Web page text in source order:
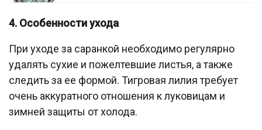
4. Особенности ухода
При уходе за саранкой необходимо регулярно
удалять сухие и пожелтевшие листья, а также
следить за ее формой. Тигровая лилия требует
очень аккуратного отношения к луковицам и
зимней защиты от холода.